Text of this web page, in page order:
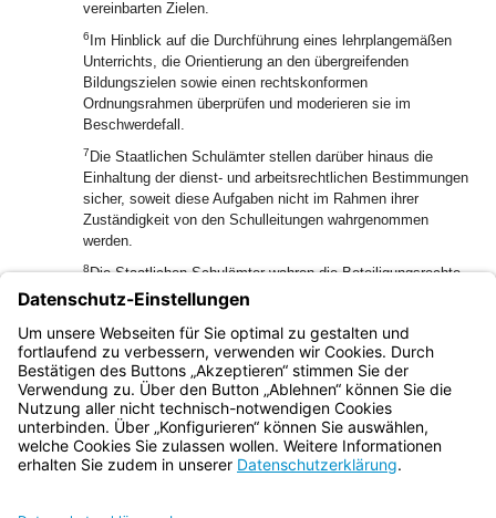
vereinbarten Zielen.
6 Im Hinblick auf die Durchführung eines lehrplangemäßen
Unterrichts, die Orientierung an den übergreifenden
Bildungszielen sowie einen rechtskonformen
Ordnungsrahmen überprüfen und moderieren sie im
Beschwerdefall.
7 Die Staatlichen Schulämter stellen darüber hinaus die
Einhaltung der dienst- und arbeitsrechtlichen Bestimmungen
sicher, soweit diese Aufgaben nicht im Rahmen ihrer
Zuständigkeit von den Schulleitungen wahrgenommen
werden.
8Die Staatlichen Schulämter wahren die Beteiligungsrechte
nach den Vorgaben des Bayerischen
Personalvertretungsgesetzes (BayPVG) und pflegen die
vertrauensvolle Zusammenarbeit mit dem örtlichen
Personalrat.
Bayern.de
BayernPortal